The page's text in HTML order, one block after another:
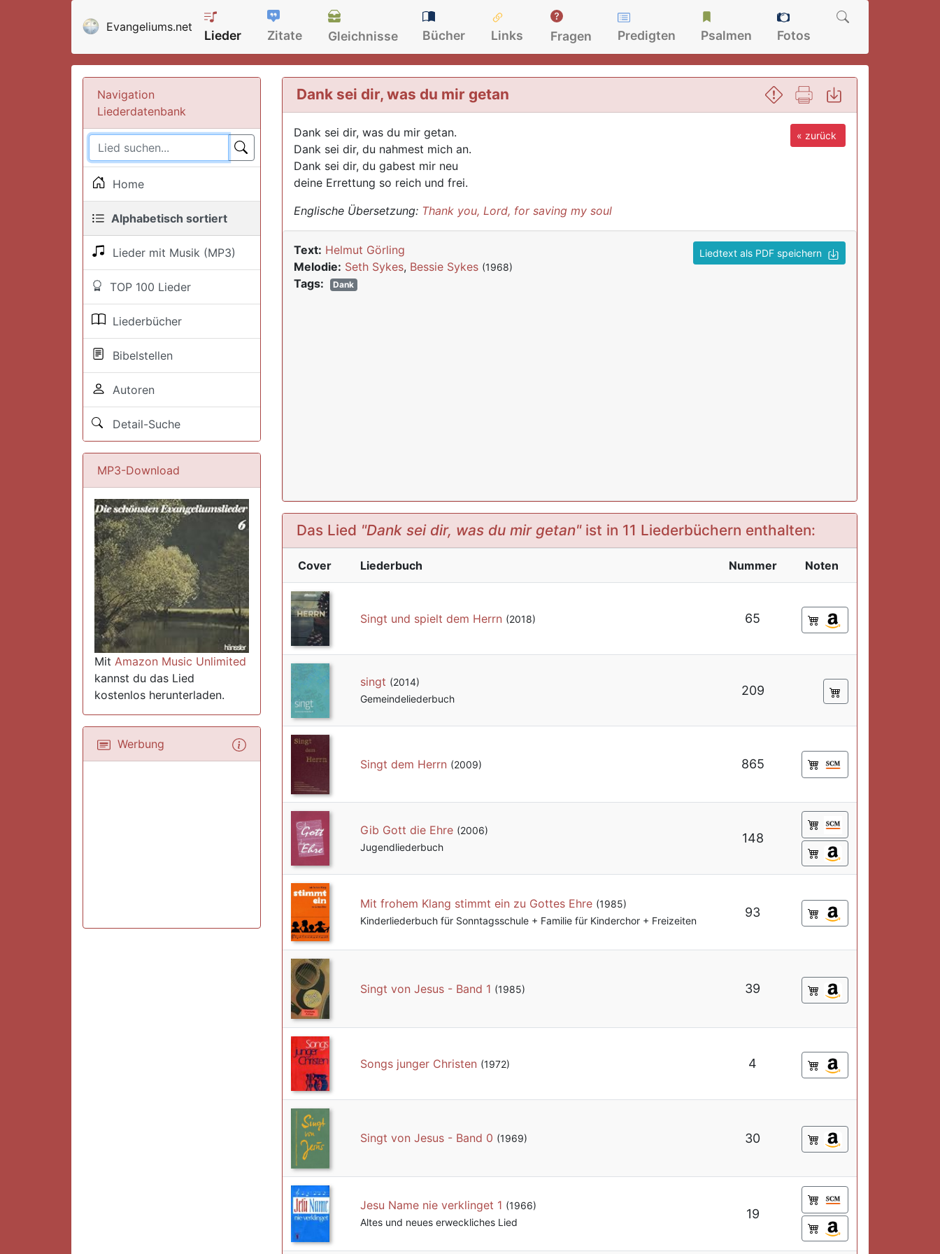
Evangeliums.net
Lieder Zitate Gleichnisse Bücher Links Fragen Predigten Psalmen Fotos
Navigation
Liederdatenbank
Home
Alphabetisch sortiert
Lieder mit Musik (MP3)
TOP 100 Lieder
Liederbücher
Bibelstellen
Autoren
Detail-Suche
MP3-Download
Mit Amazon Music Unlimited
kannst du das Lied
kostenlos herunterladen.
Werbung
Dank sei dir, was du mir getan
« zurück
Dank sei dir, was du mir getan.
Dank sei dir, du nahmest mich an.
Dank sei dir, du gabest mir neu
deine Errettung so reich und frei.
Englische Übersetzung: Thank you, Lord, for saving my soul
Liedtext als PDF speichern
Text: Helmut Görling
Melodie: Seth Sykes, Bessie Sykes (1968)
Tags: Dank
Das Lied "Dank sei dir, was du mir getan"ist in 11 Liederbüchern enthalten:
Cover Liederbuch Nummer Noten
Singt und spielt dem Herrn (2018) 65
singt (2014)
Gemeindeliederbuch
209
Singt dem Herrn (2009) 865
Gib Gott die Ehre (2006)
Jugendliederbuch
148
Mit frohem Klang stimmt ein zu Gottes Ehre (1985)
Kinderliederbuch für Sonntagsschule + Familie für Kinderchor + Freizeiten
93
Singt von Jesus - Band 1 (1985) 39
Songs junger Christen (1972) 4
Singt von Jesus - Band 0 (1969) 30
Jesu Name nie verklinget 1 (1966)
Altes und neues erweckliches Lied
19